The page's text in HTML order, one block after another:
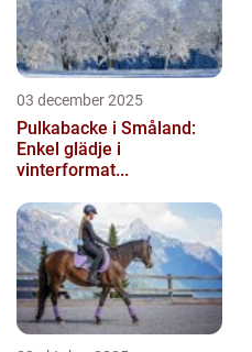
03 december 2025
Pulkabacke i Småland:
Enkel glädje i
vinterformat...